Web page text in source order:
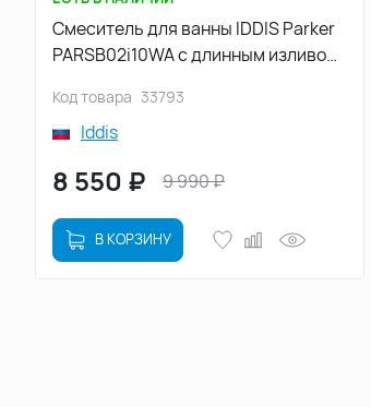
Смеситель для ванны IDDIS Parker
PARSB02i10WA с длинным изливом
Код товара 33793
Iddis
8 550 ₽ 9 990₽
В КОРЗИНУ